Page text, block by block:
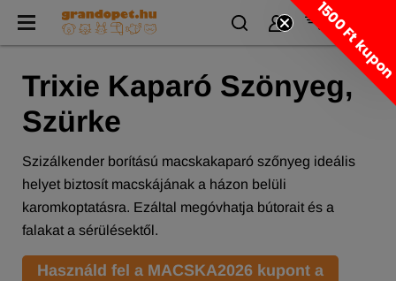
Trixie Kaparó Szönyeg,
Szürke
Szizálkender borítású macskakaparó szőnyeg ideális
helyet biztosít macskájának a házon belüli
karomkoptatásra. Ezáltal megóvhatja bútorait és a
falakat a sérülésektől.
Használd fel a MACSKA2026 kupont a
1500 Ft